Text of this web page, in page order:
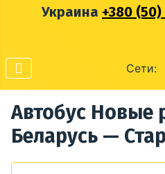
Украина +380
Сети:
Автобус Новые
Беларусь —